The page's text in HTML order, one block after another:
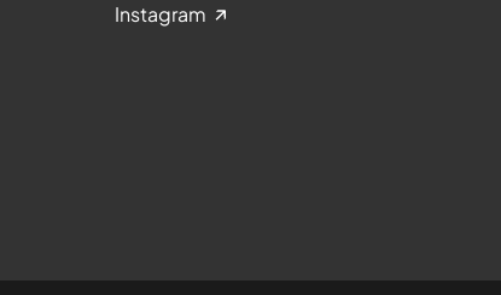
Instagram